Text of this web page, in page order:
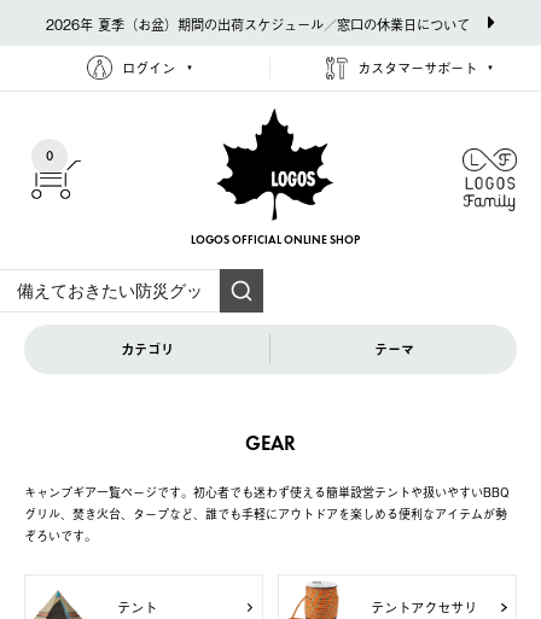
2026年 夏季（お盆）期間の出荷スケジュール／窓口の休業日について
ログイン カスタマーサポート
0
LOGOS OFFICIAL ONLINE SHOP
カテゴリ テーマ
GEAR
キャンプギア一覧ページです。初心者でも迷わず使える簡単設営テントや扱いやすいBBQ
グリル、焚き火台、タープなど、誰でも手軽にアウトドアを楽しめる便利なアイテムが勢
ぞろいです。
テント テントアクセサリ